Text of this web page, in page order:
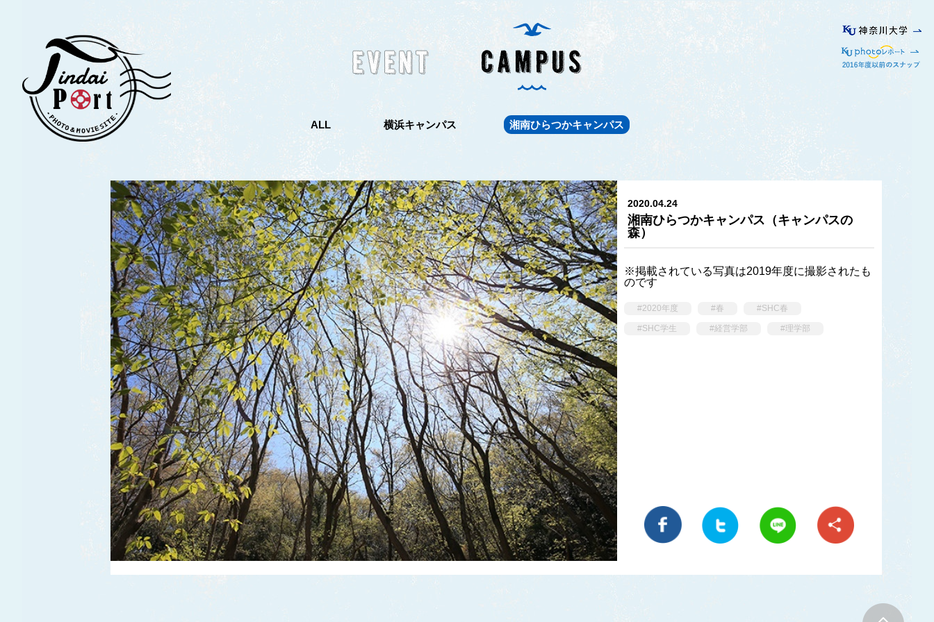
ALL 横浜キャンパス 湘南ひらつかキャンパス
2020.04.24
湘南ひらつかキャンパス（キャンパスの
森）
※掲載されている写真は2019年度に撮影されたも
のです
#2020年度 #春 #SHC春
#SHC学生 #経営学部 #理学部